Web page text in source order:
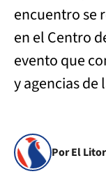
encuentro se
en el Centro
evento que
y agencias de
Por El